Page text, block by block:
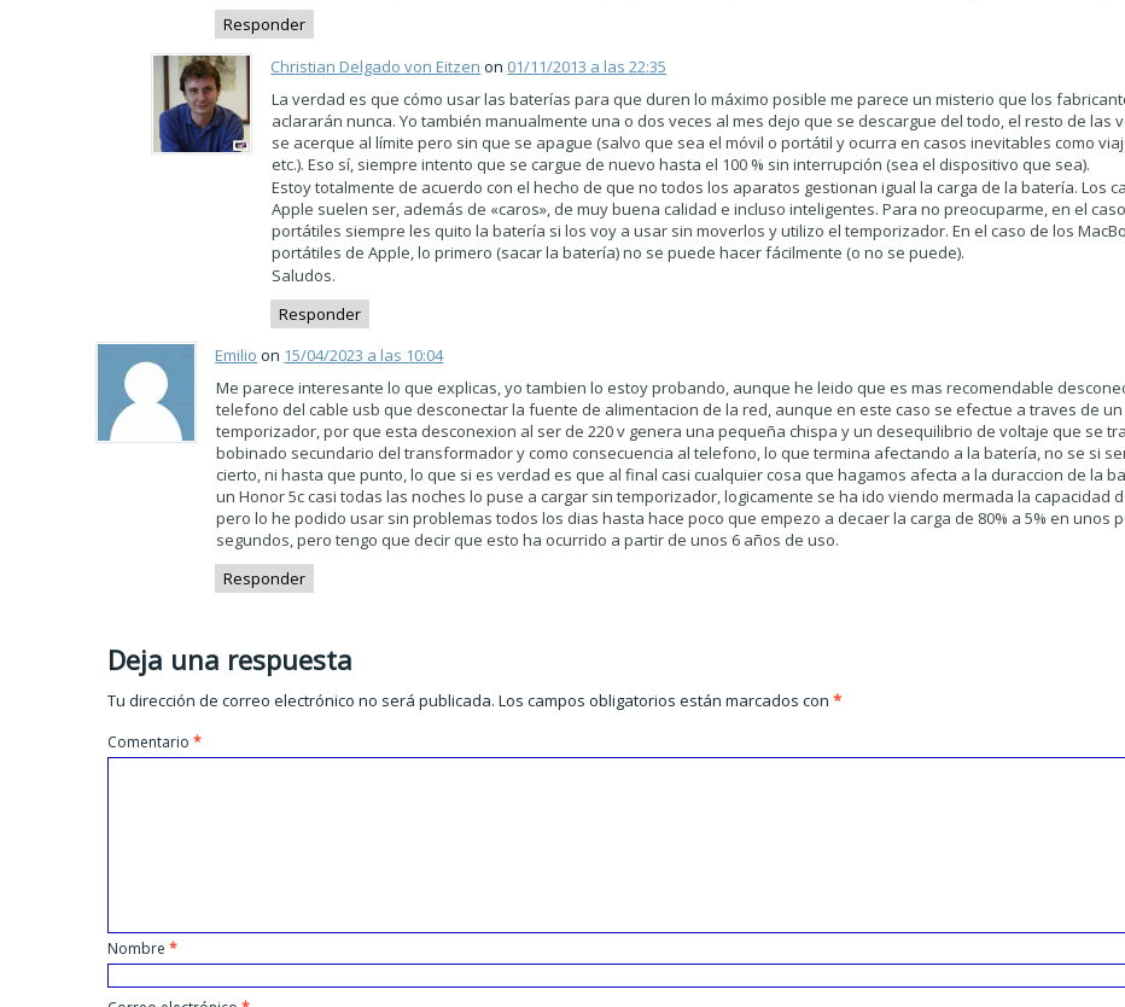
Responder
Christian Delgado von Eitzen on 01/11/2013 a las 22:35
La verdad es que cómo usar las baterías para que duren lo máximo posible me parece un misterio que los
aclararán nunca. Yo también manualmente una o dos veces al mes dejo que se descargue del todo, el resto de las
se acerque al límite pero sin que se apague (salvo que sea el móvil o portátil y ocurra en casos inevitables como
etc.). Eso sí, siempre intento que se cargue de nuevo hasta el 100 % sin interrupción (sea el dispositivo que sea).
Estoy totalmente de acuerdo con el hecho de que no todos los aparatos gestionan igual la carga de la batería. Los
Apple suelen ser, además de «caros», de muy buena calidad e incluso inteligentes. Para no preocuparme, en el
portátiles siempre les quito la batería si los voy a usar sin moverlos y utilizo el temporizador. En el caso de los
portátiles de Apple, lo primero (sacar la batería) no se puede hacer fácilmente (o no se puede).
Saludos.
Responder
Emilio on 15/04/2023 a las 10:04
Me parece interesante lo que explicas, yo tambien lo estoy probando, aunque he leido que es mas recomendable
telefono del cable usb que desconectar la fuente de alimentacion de la red, aunque en este caso se efectue a traves de un
temporizador, por que esta desconexion al ser de 220 v genera una pequeña chispa y un desequilibrio de voltaje que se
bobinado secundario del transformador y como consecuencia al telefono, lo que termina afectando a la batería, no se si
cierto, ni hasta que punto, lo que si es verdad es que al final casi cualquier cosa que hagamos afecta a la duraccion de la
un Honor 5c casi todas las noches lo puse a cargar sin temporizador, logicamente se ha ido viendo mermada la capacidad
pero lo he podido usar sin problemas todos los dias hasta hace poco que empezo a decaer la carga de 80% a 5% en unos
segundos, pero tengo que decir que esto ha ocurrido a partir de unos 6 años de uso.
Responder
Deja una respuesta
Tu dirección de correo electrónico no será publicada. Los campos obligatorios están marcados con*
Comentario*
Nombre*